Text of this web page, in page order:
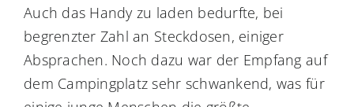
Auch das Handy zu laden bedurfte, bei
begrenzter Zahl an Steckdosen, einiger
Absprachen. Noch dazu war der Empfang auf
dem Campingplatz sehr schwankend, was für